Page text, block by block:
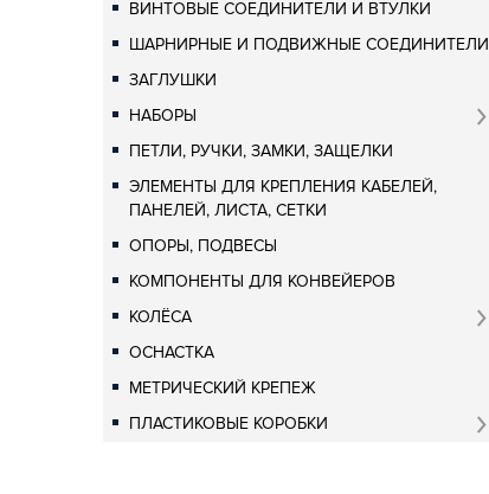
ВИНТОВЫЕ СОЕДИНИТЕЛИ И ВТУЛКИ
ШАРНИРНЫЕ И ПОДВИЖНЫЕ СОЕДИНИТЕЛИ
ЗАГЛУШКИ
НАБОРЫ
ПЕТЛИ, РУЧКИ, ЗАМКИ, ЗАЩЕЛКИ
ЭЛЕМЕНТЫ ДЛЯ КРЕПЛЕНИЯ КАБЕЛЕЙ,
ПАНЕЛЕЙ, ЛИСТА, СЕТКИ
ОПОРЫ, ПОДВЕСЫ
КОМПОНЕНТЫ ДЛЯ КОНВЕЙЕРОВ
КОЛЁСА
ОСНАСТКА
МЕТРИЧЕСКИЙ КРЕПЕЖ
ПЛАСТИКОВЫЕ КОРОБКИ